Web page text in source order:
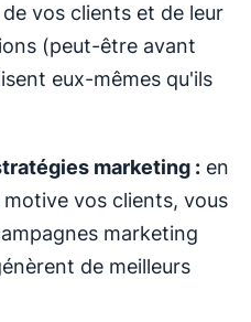
vos clients et de leur
(peut-être avant
eux-mêmes qu'ils
marketing : en
vos clients, vous
marketing
de meilleurs